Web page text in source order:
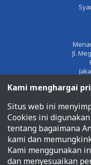
Jl.
Kami menghargai
Situs web ini
Cookies ini
tentang bagaimana
kami dan
Kami menggunakan
dan menyesuaikan